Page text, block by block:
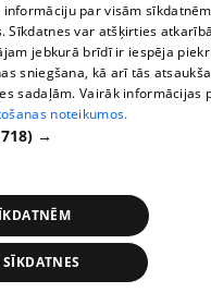
par visām
Sīkdatnes var atšķirties
jebkurā brīdī ir iespēja
sniegšana, kā arī tās
sadaļām. Vairāk informācijas
noteikumos.
→